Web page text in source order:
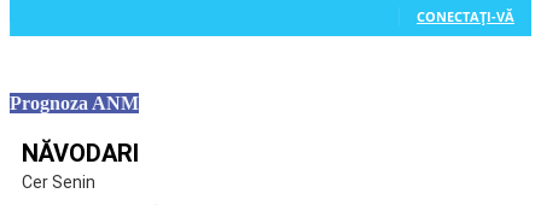
CONECTAȚI-VĂ
Prognoza ANM
NĂVODARI
Cer Senin